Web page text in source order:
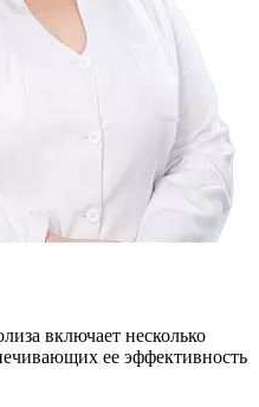
включает несколько
ее эффективность